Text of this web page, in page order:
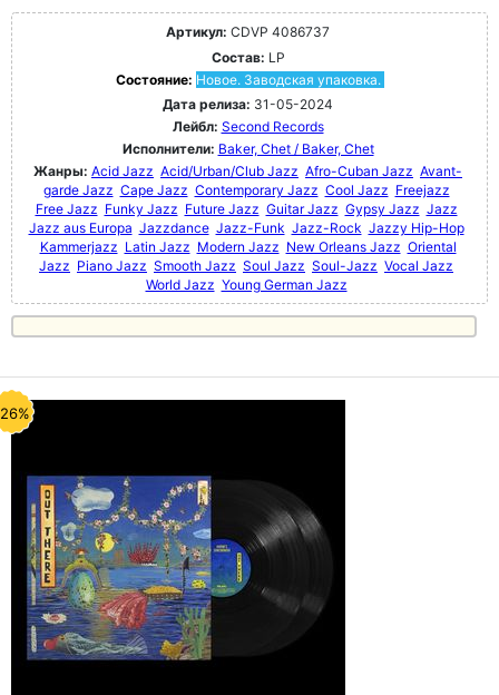
Артикул: CDVP 4086737
Состав: LP
Состояние: Новое. Заводская упаковка.
Дата релиза: 31-05-2024
Лейбл: Second Records
Исполнители: Baker, Chet / Baker, Chet
Жанры: Acid Jazz Acid/Urban/Club Jazz Afro-Cuban Jazz Avant-
garde Jazz Cape Jazz Contemporary Jazz Cool Jazz Freejazz
Free Jazz Funky Jazz Future Jazz Guitar Jazz Gypsy Jazz Jazz
Jazz aus Europa Jazzdance Jazz-Funk Jazz-Rock Jazzy Hip-Hop
Kammerjazz Latin Jazz Modern Jazz New Orleans Jazz Oriental
Jazz Piano Jazz Smooth Jazz Soul Jazz Soul-Jazz Vocal Jazz
World Jazz Young German Jazz